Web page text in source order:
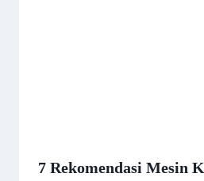
7 Rekomendasi Mesin